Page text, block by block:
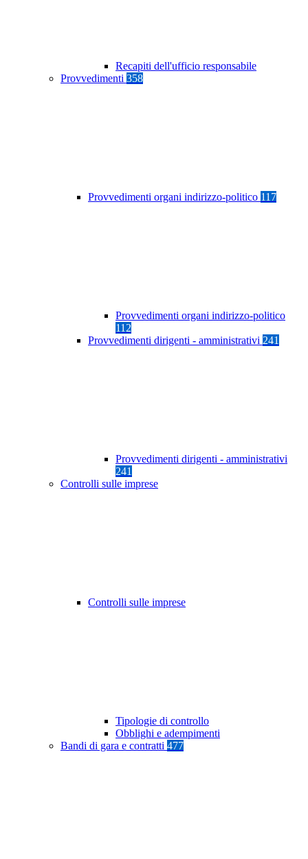
Recapiti dell'ufficio responsabile
Provvedimenti 358
Provvedimenti organi indirizzo-politico 117
Provvedimenti organi indirizzo-politico
112
Provvedimenti dirigenti - amministrativi 241
Provvedimenti dirigenti - amministrativi
241
Controlli sulle imprese
Controlli sulle imprese
Tipologie di controllo
Obblighi e adempimenti
Bandi di gara e contratti 477